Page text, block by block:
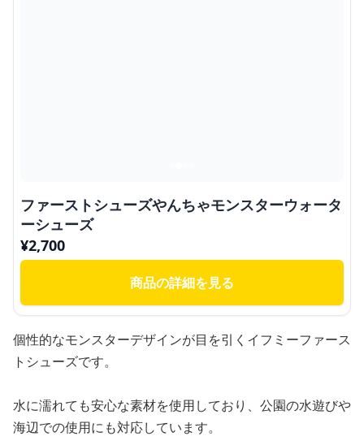
ファーストシューズやんちゃモンスターウォータ
ーシューズ
¥2,700
商品の詳細を見る
個性的なモンスターデザインが目を引くイフミーファース
トシューズです。
水に濡れても安心な素材を使用しており、公園の水遊びや
海辺での使用にも対応しています。